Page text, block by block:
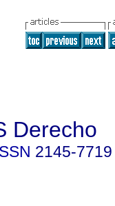
Derecho
2145-7719